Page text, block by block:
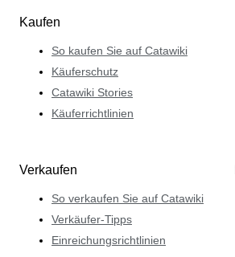
Kaufen
So kaufen Sie auf Catawiki
Käuferschutz
Catawiki Stories
Käuferrichtlinien
Verkaufen
So verkaufen Sie auf Catawiki
Verkäufer-Tipps
Einreichungsrichtlinien